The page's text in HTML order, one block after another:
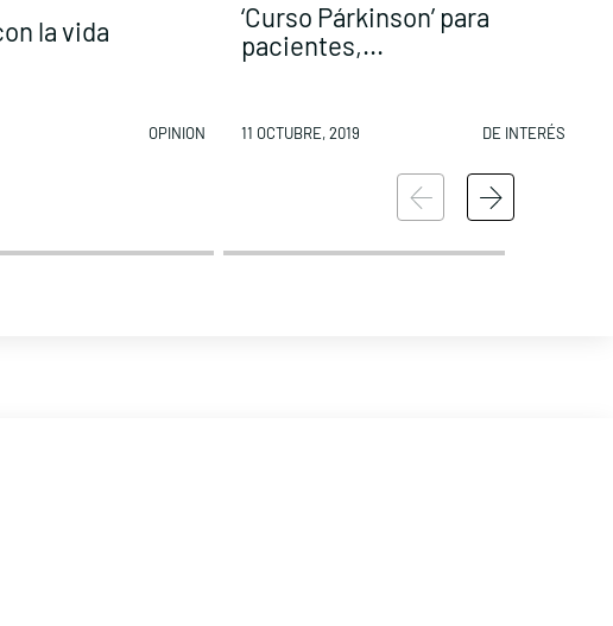
la vida
OPINION
‘Curso Párkinson’ para
pacientes,...
11 OCTUBRE, 2019 DE INTERÉS